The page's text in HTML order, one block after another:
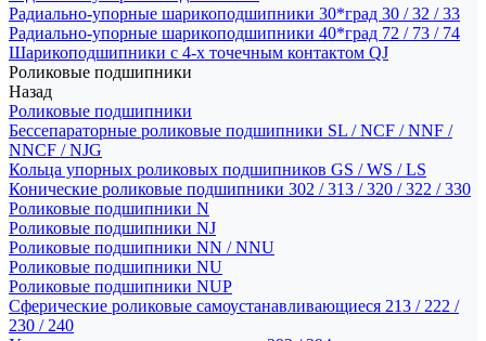
Радиально-упорные шарикоподшипники 30*град 30 / 32 / 33
Радиально-упорные шарикоподшипники 40*град 72 / 73 / 74
Шарикоподшипники с 4-х точечным контактом QJ
Роликовые подшипники
Назад
Роликовые подшипники
Бессепараторные роликовые подшипники SL / NCF / NNF /
NNCF / NJG
Кольца упорных роликовых подшипников GS / WS / LS
Конические роликовые подшипники 302 / 313 / 320 / 322 / 330
Роликовые подшипники N
Роликовые подшипники NJ
Роликовые подшипники NN / NNU
Роликовые подшипники NU
Роликовые подшипники NUP
Сферические роликовые самоустанавливающиеся 213 / 222 /
230 / 240